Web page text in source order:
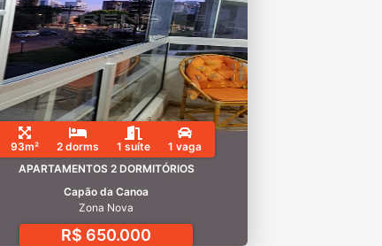
93m² 2 dorms 1 suíte
1 vaga
APARTAMENTOS 2 DORMITÓRIOS
Capão da Canoa
Zona Nova
R$ 650.000